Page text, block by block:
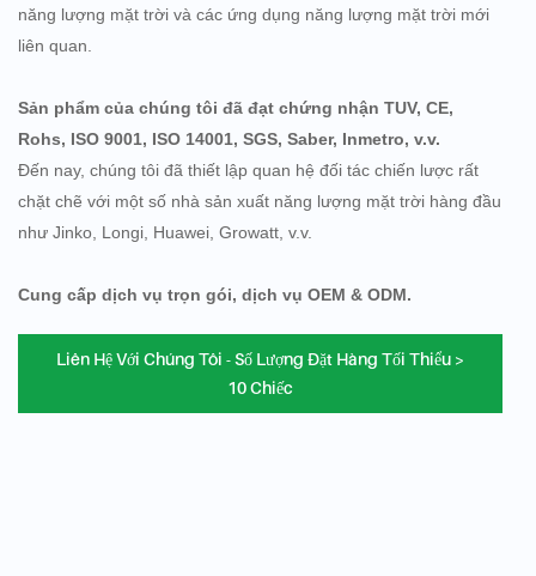
năng lượng mặt trời và các ứng dụng năng lượng mặt trời mới
liên quan.
Sản phẩm của chúng tôi đã đạt chứng nhận TUV, CE,
Rohs, ISO 9001, ISO 14001, SGS, Saber, Inmetro, v.v.
Đến nay, chúng tôi đã thiết lập quan hệ đối tác chiến lược rất
chặt chẽ với một số nhà sản xuất năng lượng mặt trời hàng đầu
như Jinko, Longi, Huawei, Growatt, v.v.
Cung cấp dịch vụ trọn gói, dịch vụ OEM & ODM.
Liên Hệ Với Chúng Tôi - Số Lượng Đặt Hàng Tối Thiểu >
10 Chiếc